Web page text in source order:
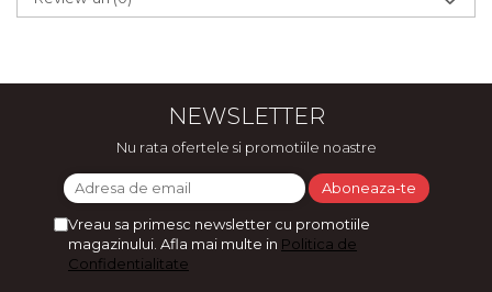
NEWSLETTER
Nu rata ofertele si promotiile noastre
Vreau sa primesc newsletter cu promotiile
magazinului. Afla mai multe in Politica de
Confidentialitate